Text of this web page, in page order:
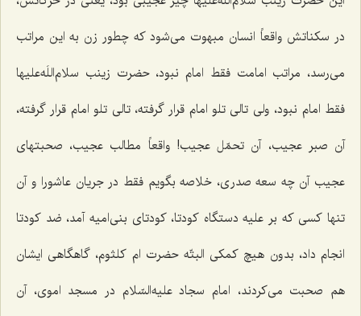
در سکناتش واقعاً انسان مبهوت می‌شود که چطور زن به این مراتب
می‌رسد، مراتب امامت فقط امام نبود، حضرت زینب سلام‌اللَه‌علیها
فقط امام نبود، ولی تالی تلو امام قرار گرفته، تالی تلو امام قرار گرفته،
آن صبر عجیب، آن تحمّل عجیب! واقعاً مطالب عجیب، صحبتهای
عجیب آن چه سعه صدری، خلاصه بگویم فقط در جریان عاشورا و آن
تنها کسی که بر علیه دستگاه کودتا، کودتای بنی‌امیه آمد، ضد کودتا
انجام داد، بدون هیچ کمکی البتّه حضرت ام کلثوم، گاهگاهی ایشان
هم صحبت می‌کردند، امام سجاد علیه‌السّلام در مسجد اموی، آن